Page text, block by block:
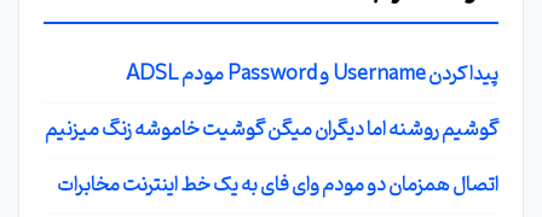
پیدا کردن Username و Password مودم ADSL
گوشیم روشنه اما دیگران میگن گوشیت خاموشه زنگ میزنیم
اتصال همزمان دو مودم وای فای به یک خط اینترنت مخابرات